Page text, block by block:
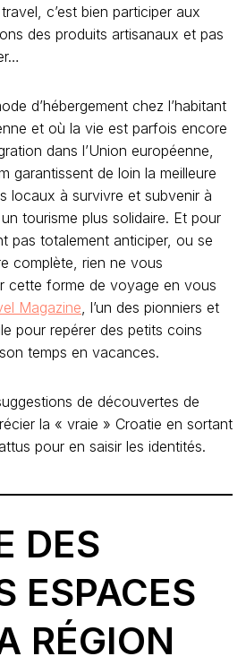
c’est bien participer aux
des produits artisanaux et pas
d’hébergement chez l’habitant
et où la vie est parfois encore
dans l’Union européenne,
garantissent de loin la meilleure
locaux à survivre et subvenir à
tourisme plus solidaire. Et pour
pas totalement anticiper, ou se
complète, rien ne vous
cette forme de voyage en vous
Magazine, l’un des pionniers et
pour repérer des petits coins
temps en vacances.
de découvertes de
la « vraie » Croatie en sortant
pour en saisir les identités.
DES
ESPACES
RÉGION